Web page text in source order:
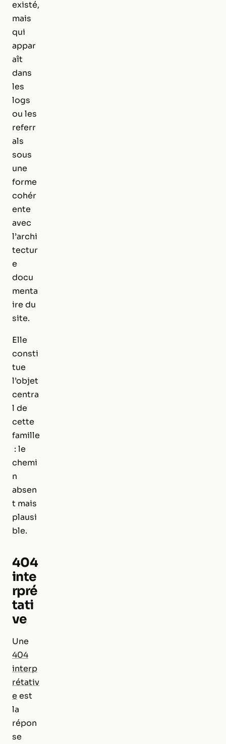
existé,
mais
qui
appar
aît
dans
les
logs
ou les
referr
als
sous
une
forme
cohér
ente
avec
l’archi
tectur
e
docu
menta
ire du
site.
Elle
consti
tue
l’objet
centra
l de
cette
famille
: le
chemi
n
absen
t mais
plausi
ble.
404
inte
rpré
tati
ve
Une
404
interp
rétativ
e est
la
répon
se